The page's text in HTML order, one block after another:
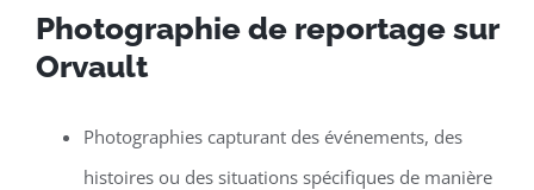
Photographie de reportage sur
Orvault
Photographies capturant des événements, des
histoires ou des situations spécifiques de manière